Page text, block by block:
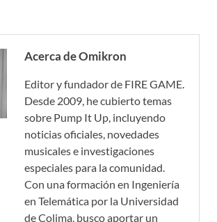
Acerca de Omikron
Editor y fundador de FIRE GAME.
Desde 2009, he cubierto temas
sobre Pump It Up, incluyendo
noticias oficiales, novedades
musicales e investigaciones
especiales para la comunidad.
Con una formación en Ingeniería
en Telemática por la Universidad
de Colima, busco aportar un